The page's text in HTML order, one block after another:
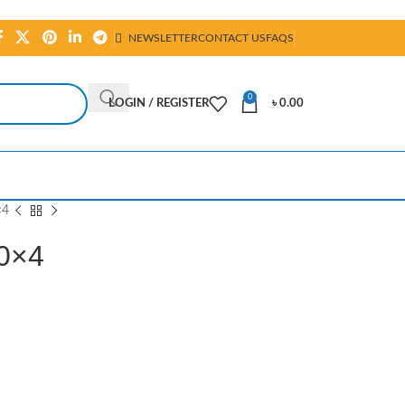
NEWSLETTERCONTACT USFAQS
LOGIN / REGISTER
0
৳0.00